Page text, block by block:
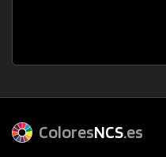
ColoresNCS.es